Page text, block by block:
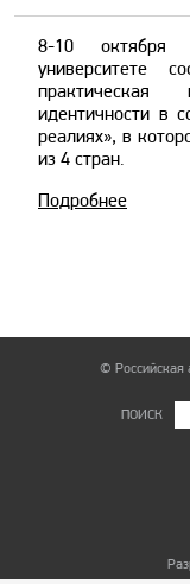
8-10 октября
университете
идентичности в
реалиях», в
из 4 стран.
Подробнее
© Российская
ПОИСК